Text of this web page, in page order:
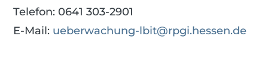
Telefon: 0641 303-2901
E-Mail: ueberwachung-lbit@rpgi.hessen.de